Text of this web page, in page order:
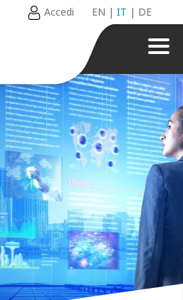
Accedi EN |IT | DE